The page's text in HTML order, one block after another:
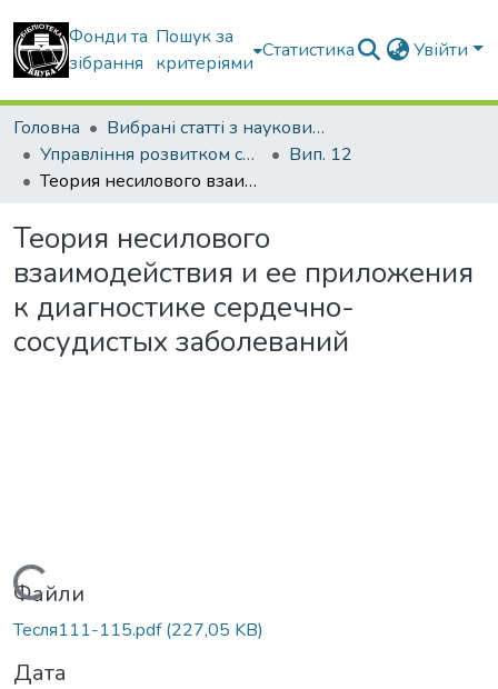
Фонди та
зібрання
Пошук за
критеріями
Статистика Увійти
Головна
Вибрані статті з наукових збірників КНУБА
Управління розвитком складних систем
Вип. 12
Теория несилового взаимодействия и ее приложения к диагностике сердечно-сосудистых заболеваний
Теория несилового
взаимодействия и ее приложения
к диагностике сердечно-
сосудистых заболеваний
Вантажиться...
Файли
Тесля111-115.pdf(227,05 KB)
Дата